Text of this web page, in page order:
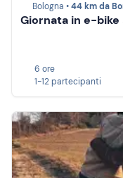
Bologna •44 km da
Giornata in e-bike
6 ore
1-12 partecipanti